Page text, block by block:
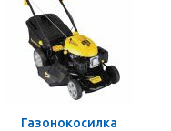
Газонокосилка